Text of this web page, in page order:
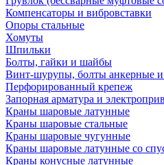
Компенсаторы и вибровставки
Опоры стальные
Хомуты
Шпильки
Болты, гайки и шайбы
Винт-шурупы, болты анкерные
Перфорированный крепеж
Запорная арматура и
Краны шаровые латунные
Краны шаровые стальные
Краны шаровые чугунные
Краны шаровые латунные со
Краны конусные латунные